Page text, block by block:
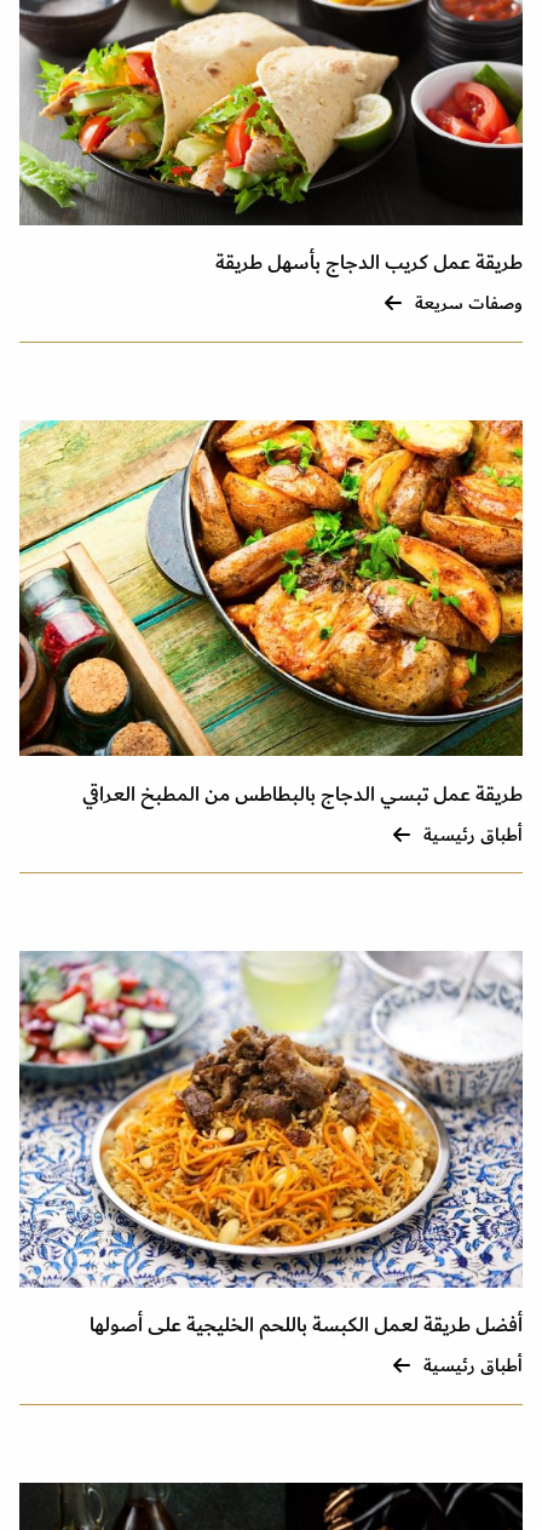
طريقة عمل كريب الدجاج بأسهل طريقة
وصفات سريعة
طريقة عمل تبسي الدجاج بالبطاطس من المطبخ العراقي
أطباق رئيسية
أفضل طريقة لعمل الكبسة باللحم الخليجية على أصولها
أطباق رئيسية